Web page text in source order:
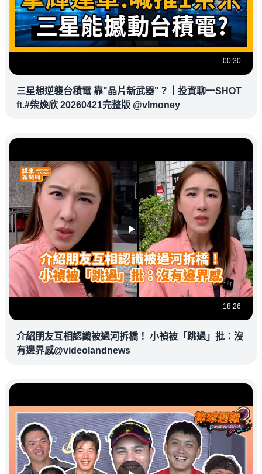
00:30
三星想逆襲台積電 靠"晶片新武器"？｜投資聊一SHOT
ft.#柴煥欣 20260421完整版 @vlmoney
18:26
介紹朋友互相認識被過河拆橋！ 小禎被「跳過」批：沒
有邊界感@videolandnews